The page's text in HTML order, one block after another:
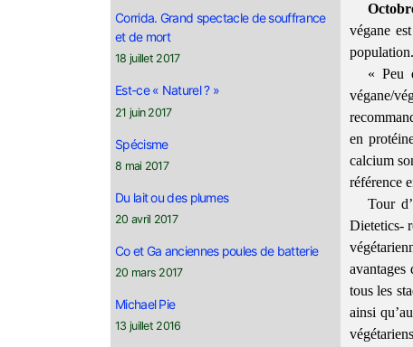
végane
« Peu
végane/
en
calcium
référence
Tour
Dietetics-
avantages
tous les
ainsi
Corrida. Grand spectacle de souffrance
et de mort
18 juillet 2017
Est-ce « Naturel ? »
21 juin 2017
Spécisme
8 mai 2017
Du lait ou des plumes
20 avril 2017
Co et Ga anciennes poules de batterie
20 mars 2017
Michael Pie
13 juillet 2016